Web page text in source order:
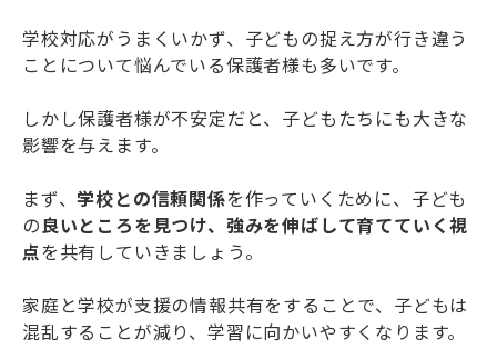
学校対応がうまくいかず、子どもの捉え方が行き違う
ことについて悩んでいる保護者様も多いです。
しかし保護者様が不安定だと、子どもたちにも大きな
影響を与えます。
まず、学校との信頼関係を作っていくために、子ども
の良いところを見つけ、強みを伸ばして育てていく視
点を共有していきましょう。
家庭と学校が支援の情報共有をすることで、子どもは
混乱することが減り、学習に向かいやすくなります。